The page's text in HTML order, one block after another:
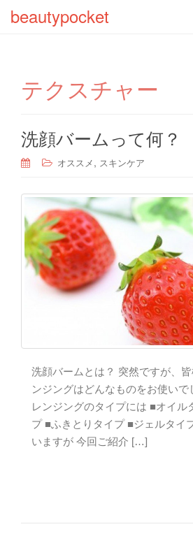
beautypocket
テクスチャー
洗顔バームって何？
オススメ, スキンケア
洗顔バームとは？ 突然ですが、
ンジングはどんなものをお使いで
レンジングのタイプには ■オイル
プ ■ふきとりタイプ ■ジェルタイ
いますが 今回ご紹介 […]